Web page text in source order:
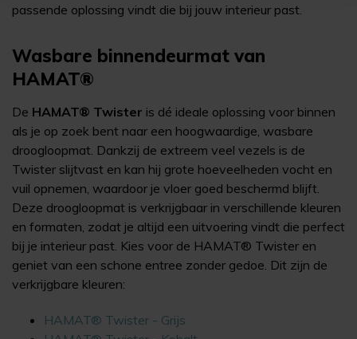
passende oplossing vindt die bij jouw interieur past.
Wasbare binnendeurmat van
HAMAT®
De HAMAT® Twister is dé ideale oplossing voor binnen
als je op zoek bent naar een hoogwaardige, wasbare
droogloopmat. Dankzij de extreem veel vezels is de
Twister slijtvast en kan hij grote hoeveelheden vocht en
vuil opnemen, waardoor je vloer goed beschermd blijft.
Deze droogloopmat is verkrijgbaar in verschillende kleuren
en formaten, zodat je altijd een uitvoering vindt die perfect
bij je interieur past. Kies voor de HAMAT® Twister en
geniet van een schone entree zonder gedoe. Dit zijn de
verkrijgbare kleuren:
HAMAT® Twister - Grijs